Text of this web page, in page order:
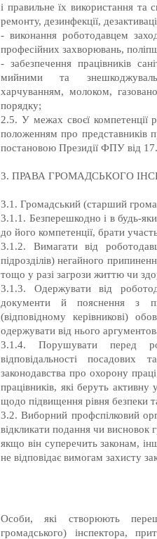
і правильне їх використання та
ремонту, дезинфекції,
- виконання роботодавцем
професійних захворювань,
- забезпечення працівників
мийними та
харчуванням, молоком,
порядку;
2.5. У межах своєї компетенції
положенням про представників
постановою Президії ФПУ від
3. ПРАВА ГРОМАДСЬКОГО
3.1. Громадський (старший
3.1.1. Безперешкодно і в будь-
до його компетенції, брати
3.1.2. Вимагати від
підрозділів) негайного
тощо у разі загрози життю чи
3.1.3. Одержувати від
документи й пояснення з
(відповідному керівникові)
одержувати від нього
3.1.4. Порушувати перед
відповідальності
законодавства про охорону
працівників, які беруть активну
щодо підвищення рівня безпеки
3.2. Виборний профспілковий
відкликати подання чи висновок
якщо він суперечить законам,
не відповідає вимогам захисту
Особи, які створюють
громадського) інспектора,